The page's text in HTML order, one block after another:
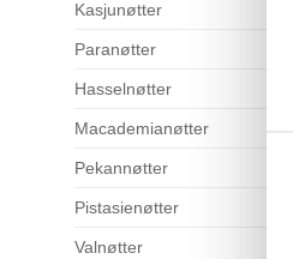
Kasjunøtter
Paranøtter
Hasselnøtter
Macademianøtter
Pekannøtter
Pistasienøtter
Valnøtter